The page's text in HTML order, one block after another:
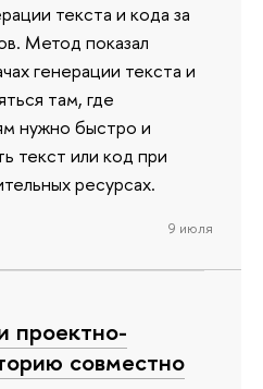
текста и кода за
Метод показал
генерации текста и
там, где
нужно быстро и
текст или код при
ресурсах.
9 июля
проектно-
совместно